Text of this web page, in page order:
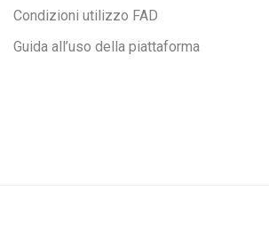
Condizioni utilizzo FAD
Guida all’uso della piattaforma